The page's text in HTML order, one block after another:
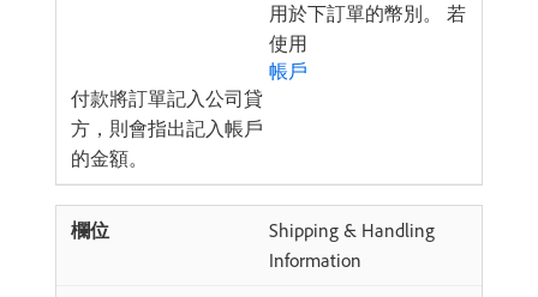
用於下訂單的幣別。 若
使用
帳戶
付款將訂單記入公司貸
方，則會指出記入帳戶
的金額。
Shipping & Handling
Information